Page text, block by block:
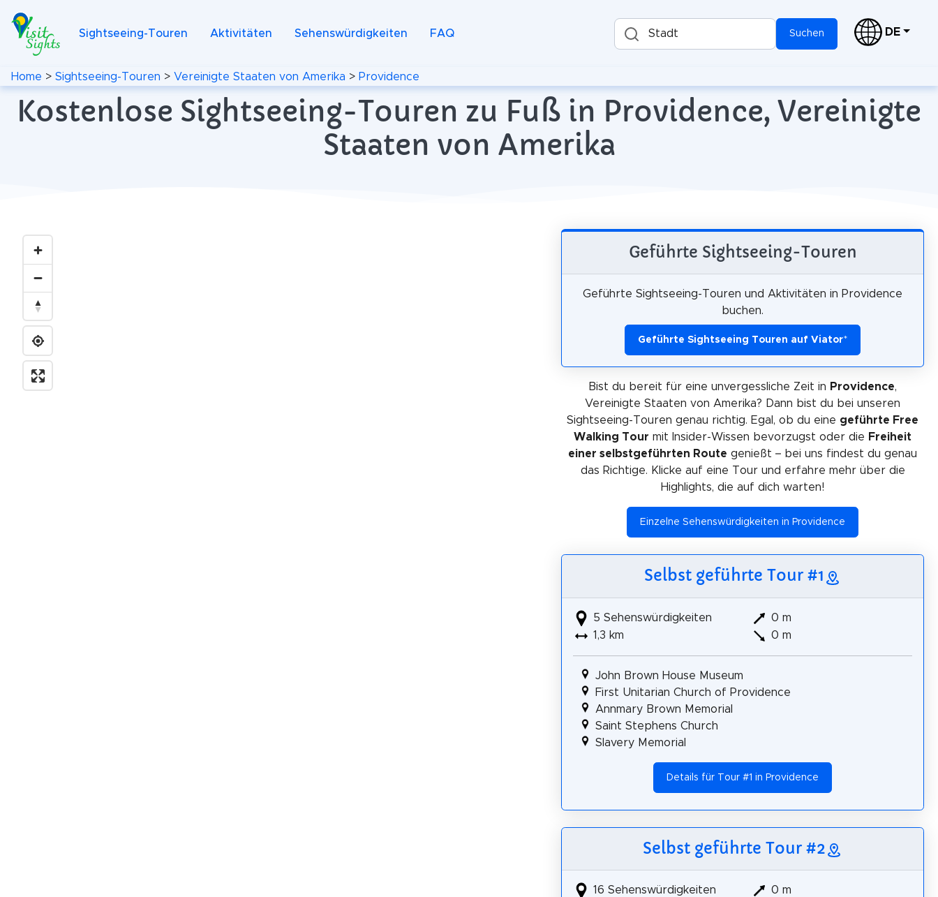
Sightseeing-Touren Aktivitäten Sehenswürdigkeiten FAQ Stadt Suchen DE
Home > Sightseeing-Touren > Vereinigte Staaten von Amerika > Providence
Kostenlose Sightseeing-Touren zu Fuß in Providence, Vereinigte
Staaten von Amerika
Geführte Sightseeing-Touren
Geführte Sightseeing-Touren und Aktivitäten in Providence
buchen.
Geführte Sightseeing Touren auf Viator*
Bist du bereit für eine unvergessliche Zeit in Providence,
Vereinigte Staaten von Amerika? Dann bist du bei unseren
Sightseeing-Touren genau richtig. Egal, ob du eine geführte Free
Walking Tour mit Insider-Wissen bevorzugst oder die Freiheit
einer selbstgeführten Route genießt – bei uns findest du genau
das Richtige. Klicke auf eine Tour und erfahre mehr über die
Highlights, die auf dich warten!
Einzelne Sehenswürdigkeiten in Providence
Selbst geführte Tour #1
5 Sehenswürdigkeiten
1,3 km
0 m
0 m
John Brown House Museum
First Unitarian Church of Providence
Annmary Brown Memorial
Saint Stephens Church
Slavery Memorial
Details für Tour #1 in Providence
Selbst geführte Tour #2
16 Sehenswürdigkeiten
0 m